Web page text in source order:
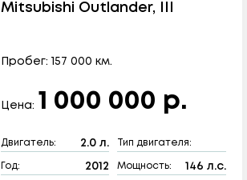
Mitsubishi Outlander, III
Пробег: 157 000 км.
Цена: 1 000 000 р.
Двигатель: 2.0 л. Тип двигателя:
Год: 2012 Мощность: 146 л.с.